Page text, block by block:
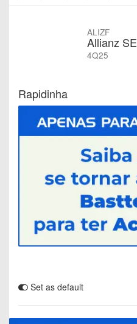
ALIZF
Allianz SE
4Q25
Rapidinha
Set as default